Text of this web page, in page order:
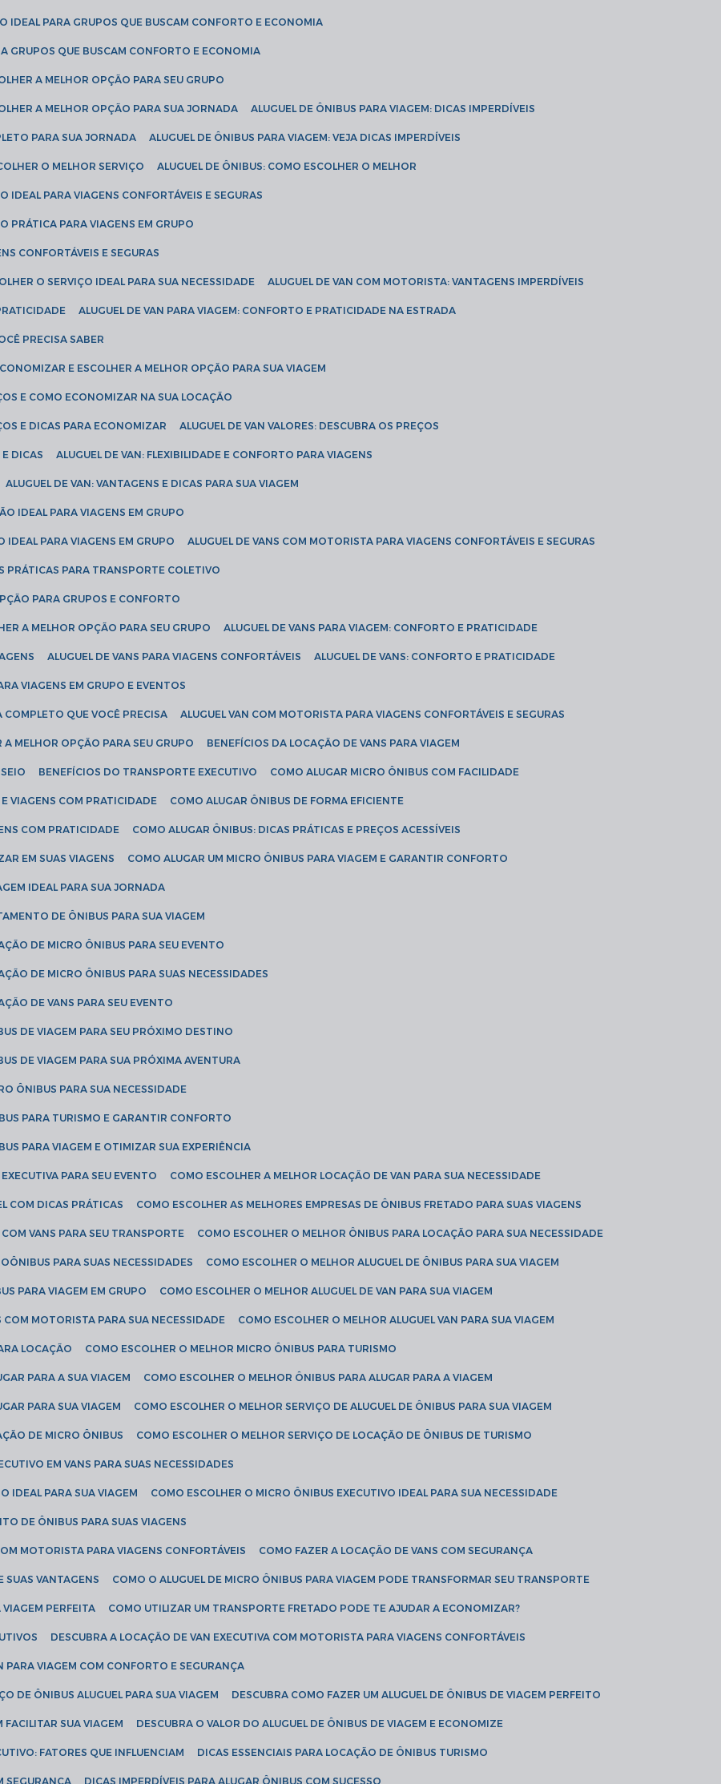
IDEAL PARA GRUPOS QUE BUSCAM CONFORTO E ECONOMIA
GRUPOS QUE BUSCAM CONFORTO E ECONOMIA
A MELHOR OPÇÃO PARA SEU GRUPO
A MELHOR OPÇÃO PARA SUA JORNADA ALUGUEL DE ÔNIBUS PARA VIAGEM: DICAS IMPERDÍVEIS
PARA SUA JORNADA ALUGUEL DE ÔNIBUS PARA VIAGEM: VEJA DICAS IMPERDÍVEIS
O MELHOR SERVIÇO ALUGUEL DE ÔNIBUS: COMO ESCOLHER O MELHOR
IDEAL PARA VIAGENS CONFORTÁVEIS E SEGURAS
PRÁTICA PARA VIAGENS EM GRUPO
CONFORTÁVEIS E SEGURAS
O SERVIÇO IDEAL PARA SUA NECESSIDADE ALUGUEL DE VAN COM MOTORISTA: VANTAGENS IMPERDÍVEIS
ALUGUEL DE VAN PARA VIAGEM: CONFORTO E PRATICIDADE NA ESTRADA
PRECISA SABER
E ESCOLHER A MELHOR OPÇÃO PARA SUA VIAGEM
E COMO ECONOMIZAR NA SUA LOCAÇÃO
E DICAS PARA ECONOMIZAR ALUGUEL DE VAN VALORES: DESCUBRA OS PREÇOS
E DICAS ALUGUEL DE VAN: FLEXIBILIDADE E CONFORTO PARA VIAGENS
ALUGUEL DE VAN: VANTAGENS E DICAS PARA SUA VIAGEM
IDEAL PARA VIAGENS EM GRUPO
IDEAL PARA VIAGENS EM GRUPO ALUGUEL DE VANS COM MOTORISTA PARA VIAGENS CONFORTÁVEIS E SEGURAS
PRÁTICAS PARA TRANSPORTE COLETIVO
PARA GRUPOS E CONFORTO
A MELHOR OPÇÃO PARA SEU GRUPO ALUGUEL DE VANS PARA VIAGEM: CONFORTO E PRATICIDADE
ALUGUEL DE VANS PARA VIAGENS CONFORTÁVEIS ALUGUEL DE VANS: CONFORTO E PRATICIDADE
VIAGENS EM GRUPO E EVENTOS
COMPLETO QUE VOCÊ PRECISA ALUGUEL VAN COM MOTORISTA PARA VIAGENS CONFORTÁVEIS E SEGURAS
A MELHOR OPÇÃO PARA SEU GRUPO BENEFÍCIOS DA LOCAÇÃO DE VANS PARA VIAGEM
BENEFÍCIOS DO TRANSPORTE EXECUTIVO COMO ALUGAR MICRO ÔNIBUS COM FACILIDADE
VIAGENS COM PRATICIDADE COMO ALUGAR ÔNIBUS DE FORMA EFICIENTE
COM PRATICIDADE COMO ALUGAR ÔNIBUS: DICAS PRÁTICAS E PREÇOS ACESSÍVEIS
EM SUAS VIAGENS COMO ALUGAR UM MICRO ÔNIBUS PARA VIAGEM E GARANTIR CONFORTO
IDEAL PARA SUA JORNADA
DE ÔNIBUS PARA SUA VIAGEM
DE MICRO ÔNIBUS PARA SEU EVENTO
DE MICRO ÔNIBUS PARA SUAS NECESSIDADES
DE VANS PARA SEU EVENTO
DE VIAGEM PARA SEU PRÓXIMO DESTINO
DE VIAGEM PARA SUA PRÓXIMA AVENTURA
ÔNIBUS PARA SUA NECESSIDADE
PARA TURISMO E GARANTIR CONFORTO
PARA VIAGEM E OTIMIZAR SUA EXPERIÊNCIA
PARA SEU EVENTO COMO ESCOLHER A MELHOR LOCAÇÃO DE VAN PARA SUA NECESSIDADE
COM DICAS PRÁTICAS COMO ESCOLHER AS MELHORES EMPRESAS DE ÔNIBUS FRETADO PARA SUAS VIAGENS
VANS PARA SEU TRANSPORTE COMO ESCOLHER O MELHOR ÔNIBUS PARA LOCAÇÃO PARA SUA NECESSIDADE
PARA SUAS NECESSIDADES COMO ESCOLHER O MELHOR ALUGUEL DE ÔNIBUS PARA SUA VIAGEM
PARA VIAGEM EM GRUPO COMO ESCOLHER O MELHOR ALUGUEL DE VAN PARA SUA VIAGEM
COM MOTORISTA PARA SUA NECESSIDADE COMO ESCOLHER O MELHOR ALUGUEL VAN PARA SUA VIAGEM
LOCAÇÃO COMO ESCOLHER O MELHOR MICRO ÔNIBUS PARA TURISMO
PARA A SUA VIAGEM COMO ESCOLHER O MELHOR ÔNIBUS PARA ALUGAR PARA A VIAGEM
PARA SUA VIAGEM COMO ESCOLHER O MELHOR SERVIÇO DE ALUGUEL DE ÔNIBUS PARA SUA VIAGEM
DE MICRO ÔNIBUS COMO ESCOLHER O MELHOR SERVIÇO DE LOCAÇÃO DE ÔNIBUS DE TURISMO
EM VANS PARA SUAS NECESSIDADES
IDEAL PARA SUA VIAGEM COMO ESCOLHER O MICRO ÔNIBUS EXECUTIVO IDEAL PARA SUA NECESSIDADE
DE ÔNIBUS PARA SUAS VIAGENS
MOTORISTA PARA VIAGENS CONFORTÁVEIS COMO FAZER A LOCAÇÃO DE VANS COM SEGURANÇA
SUAS VANTAGENS COMO O ALUGUEL DE MICRO ÔNIBUS PARA VIAGEM PODE TRANSFORMAR SEU TRANSPORTE
PERFEITA COMO UTILIZAR UM TRANSPORTE FRETADO PODE TE AJUDAR A ECONOMIZAR?
DESCUBRA A LOCAÇÃO DE VAN EXECUTIVA COM MOTORISTA PARA VIAGENS CONFORTÁVEIS
PARA VIAGEM COM CONFORTO E SEGURANÇA
DE ÔNIBUS ALUGUEL PARA SUA VIAGEM DESCUBRA COMO FAZER UM ALUGUEL DE ÔNIBUS DE VIAGEM PERFEITO
FACILITAR SUA VIAGEM DESCUBRA O VALOR DO ALUGUEL DE ÔNIBUS DE VIAGEM E ECONOMIZE
FATORES QUE INFLUENCIAM DICAS ESSENCIAIS PARA LOCAÇÃO DE ÔNIBUS TURISMO
SEGURANÇA DICAS IMPERDÍVEIS PARA ALUGAR ÔNIBUS COM SUCESSO